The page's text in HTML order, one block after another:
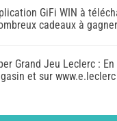
GiFi WIN à
cadeaux à gagner
Grand Jeu Leclerc : En
et sur www.e.leclerc